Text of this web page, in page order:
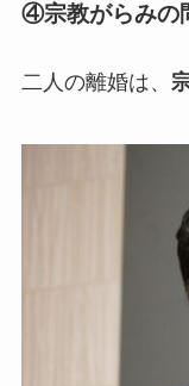
④宗教がらみの
二人の離婚は、